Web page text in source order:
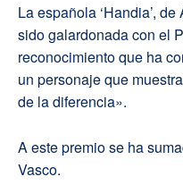
La española ‘Handia’,
sido galardonada con el
reconocimiento que ha
un personaje que
de la diferencia».
A este premio se ha
Vasco.